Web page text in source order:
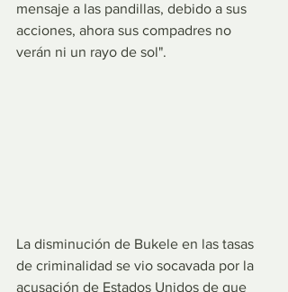
mensaje a las pandillas, debido a sus
acciones, ahora sus compadres no
verán ni un rayo de sol".
La disminución de Bukele en las tasas
de criminalidad se vio socavada por la
acusación de Estados Unidos de que